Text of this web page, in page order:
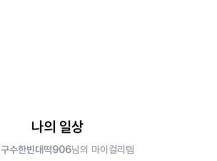
나의 일상
구수한빈대떡906님의 마이컬리템